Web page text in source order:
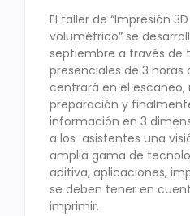
El taller de “Impresión
volumétrico” se
septiembre a través de
presenciales de 3 horas
centrará en el escaneo,
preparación y
información en 3
a los asistentes una
amplia gama de
aditiva, aplicaciones,
se deben tener en
imprimir.